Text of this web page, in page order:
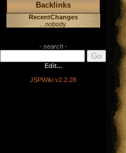
Backlinks
RecentChanges
...nobody
- search -
Edit...
JSPWiki v2.2.28